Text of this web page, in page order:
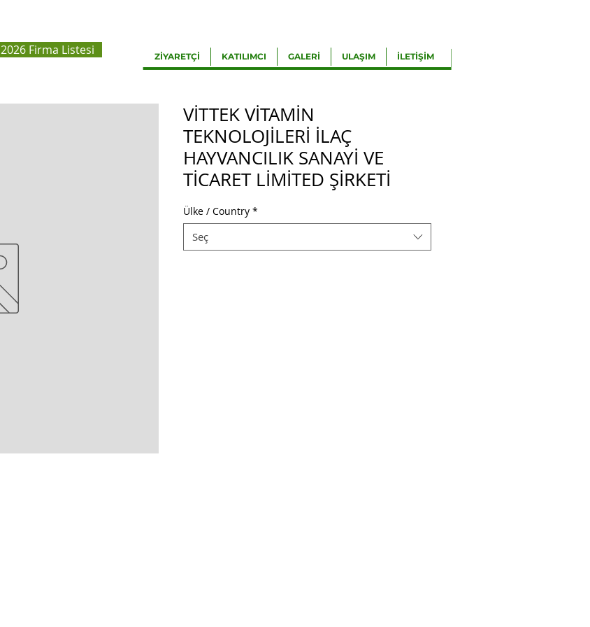
2026 Firma Listesi ZİYARETÇİ KATILIMCI GALERİ ULAŞIM İLETİŞİM
VİTTEK VİTAMİN
TEKNOLOJİLERİ İLAÇ
HAYVANCILIK SANAYİ VE
TİCARET LİMİTED ŞİRKETİ
Ülke / Country *
Seç